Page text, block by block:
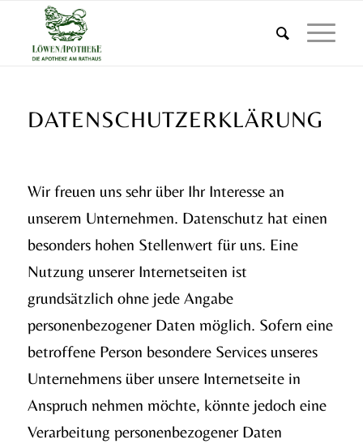
DATENSCHUTZERKLÄRUNG
Wir freuen uns sehr über Ihr Interesse an
unserem Unternehmen. Datenschutz hat einen
besonders hohen Stellenwert für uns. Eine
Nutzung unserer Internetseiten ist
grundsätzlich ohne jede Angabe
personenbezogener Daten möglich. Sofern eine
betroffene Person besondere Services unseres
Unternehmens über unsere Internetseite in
Anspruch nehmen möchte, könnte jedoch eine
Verarbeitung personenbezogener Daten